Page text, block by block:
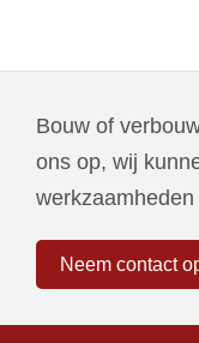
Bouw of
ons op, wij
werkzaamheden
Neem contact